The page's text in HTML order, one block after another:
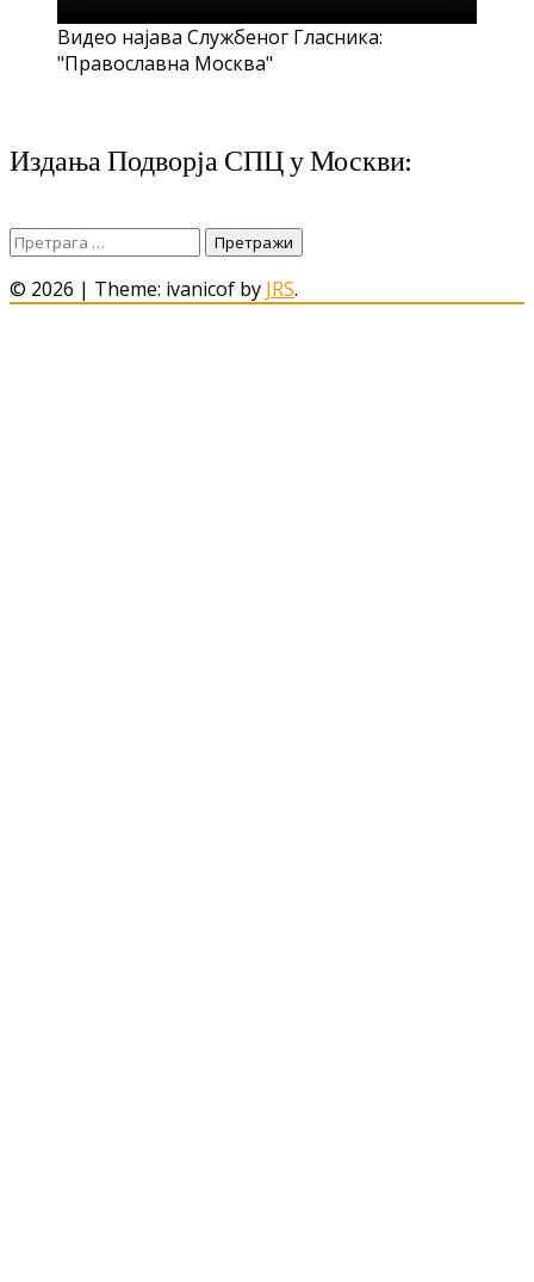
Видео најава Службеног Гласника:
"Православна Москва"
Издања Подворја СПЦ у Москви:
Претрага
за:
© 2026 | Theme: ivanicof by JRS.